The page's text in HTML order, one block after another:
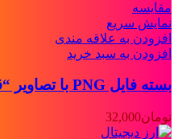
مقايسه
نمایش سریع
افزودن به علاقه مندی
افزودن به سبد خرید
بسته فایل PNG با تصاویر “قاب فیروزه‌ای”
تومان32,000